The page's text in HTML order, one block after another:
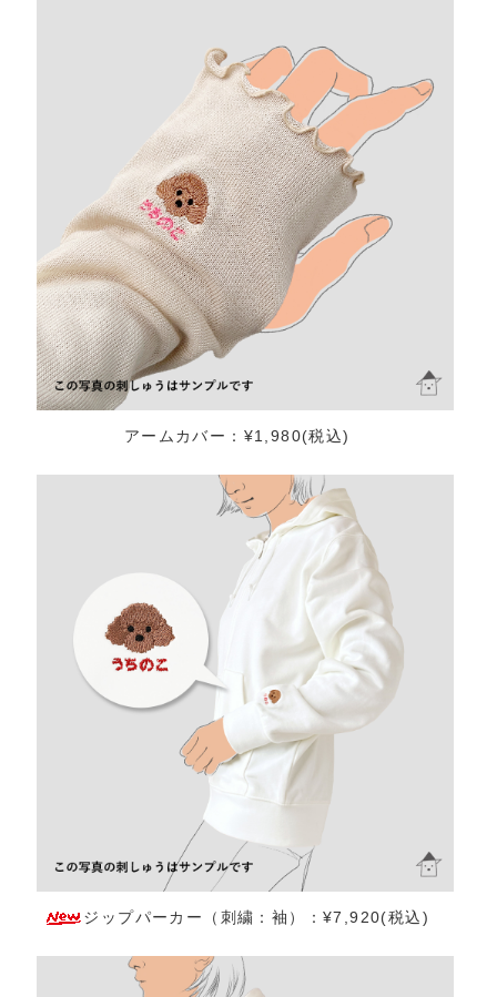
アームカバー：¥1,980(税込)
ジップパーカー（刺繍：袖）：¥7,920(税込)